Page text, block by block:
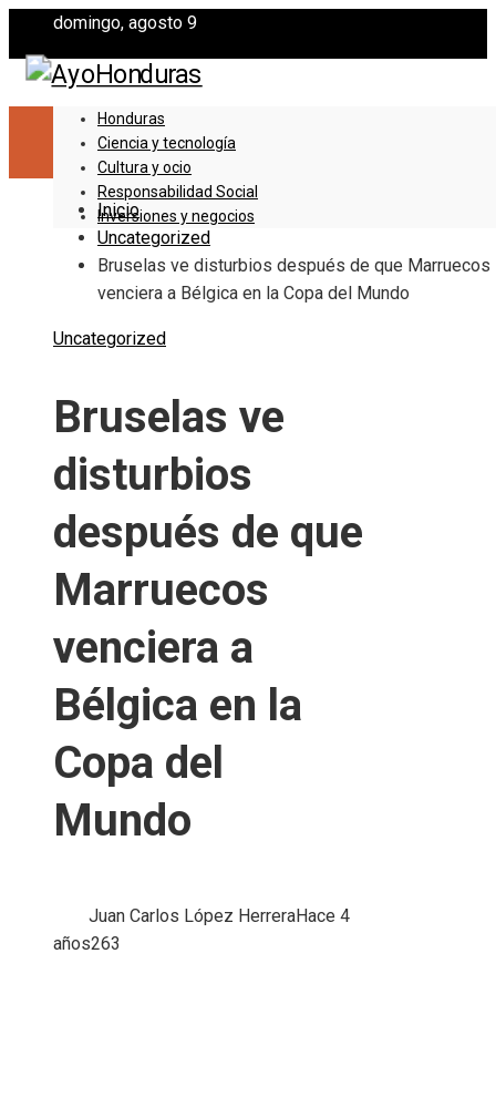
domingo, agosto 9
Honduras
Ciencia y tecnología
Cultura y ocio
Responsabilidad Social
Inversiones y negocios
Inicio
Uncategorized
Bruselas ve disturbios después de que Marruecos
venciera a Bélgica en la Copa del Mundo
Uncategorized
Bruselas ve
disturbios
después de que
Marruecos
venciera a
Bélgica en la
Copa del
Mundo
Juan Carlos López HerreraHace 4
años263